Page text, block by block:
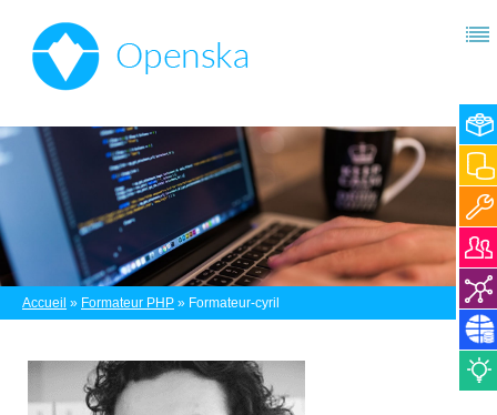
Accueil » Formateur PHP » Formateur-cyril